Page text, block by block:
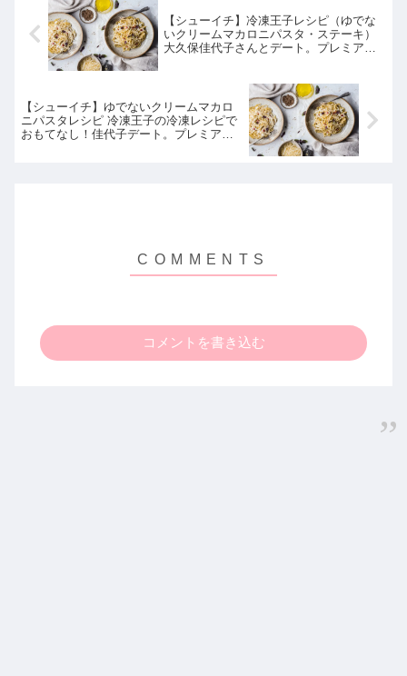
【シューイチ】冷凍王子レシピ（ゆでな
いクリームマカロニパスタ・ステーキ）
大久保佳代子さんとデート。プレミアム
【シューイチ】ゆでないクリームマカロ
ニパスタレシピ 冷凍王子の冷凍レシピで
おもてなし！佳代子デート。プレミアム
コメントを書き込む